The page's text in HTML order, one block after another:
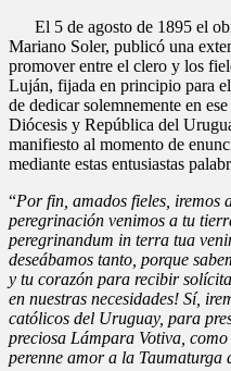
El 5 de agosto de 1895 el
Mariano Soler, publicó una
promover entre el clero y los
Luján, fijada en principio para
de dedicar solemnemente en
Diócesis y República del
manifiesto al momento de
mediante estas entusiastas
“Por fin, amados fieles,
peregrinación venimos a tu
peregrinandum in terra tua
deseábamos tanto, porque
y tu corazón para recibir
en nuestras necesidades! Sí,
católicos del Uruguay, para
preciosa Lámpara Votiva,
perenne amor a la Taumaturga